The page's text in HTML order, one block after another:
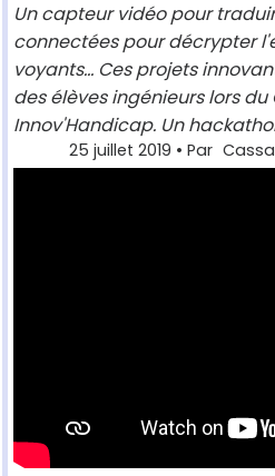
Un capteur vidéo pour
connectées pour décrypter
voyants... Ces projets
des élèves ingénieurs lors
Innov'Handicap. Un
25 juillet 2019 • Par